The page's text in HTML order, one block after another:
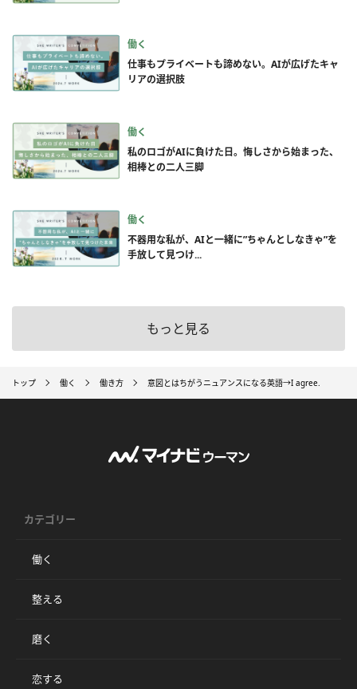
働く
仕事もプライベートも諦めない。AIが広げたキャ
リアの選択肢
働く
私のロゴがAIに負けた日。悔しさから始まった、
相棒との二人三脚
働く
不器用な私が、AIと一緒に”ちゃんとしなきゃ”を
手放して見つけ...
もっと見る
トップ 働く 働き方 意図とはちがうニュアンスになる英語→I agree.
カテゴリー
働く
整える
磨く
恋する